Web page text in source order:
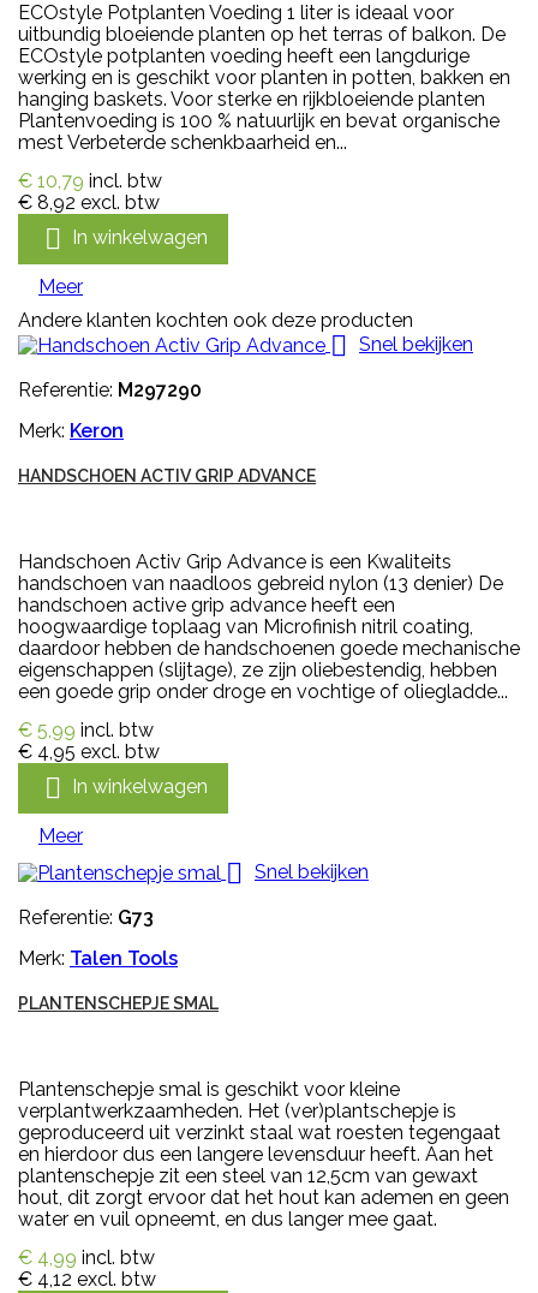
ECOstyle Potplanten Voeding 1 liter is ideaal voor
uitbundig bloeiende planten op het terras of balkon. De
ECOstyle potplanten voeding heeft een langdurige
werking en is geschikt voor planten in potten, bakken en
hanging baskets. Voor sterke en rijkbloeiende planten
Plantenvoeding is 100 % natuurlijk en bevat organische
mest Verbeterde schenkbaarheid en...
€ 10,79 incl. btw
€ 8,92 excl. btw
 In winkelwagen
Meer
Andere klanten kochten ook deze producten

Snel bekijken
Referentie: M297290
Merk: Keron
HANDSCHOEN ACTIV GRIP ADVANCE
Handschoen Activ Grip Advance is een Kwaliteits
handschoen van naadloos gebreid nylon (13 denier) De
handschoen active grip advance heeft een
hoogwaardige toplaag van Microfinish nitril coating,
daardoor hebben de handschoenen goede mechanische
eigenschappen (slijtage), ze zijn oliebestendig, hebben
een goede grip onder droge en vochtige of oliegladde...
€ 5,99 incl. btw
€ 4,95 excl. btw
 In winkelwagen
Meer

Snel bekijken
Referentie: G73
Merk: Talen Tools
PLANTENSCHEPJE SMAL
Plantenschepje smal is geschikt voor kleine
verplantwerkzaamheden. Het (ver)plantschepje is
geproduceerd uit verzinkt staal wat roesten tegengaat
en hierdoor dus een langere levensduur heeft. Aan het
plantenschepje zit een steel van 12,5cm van gewaxt
hout, dit zorgt ervoor dat het hout kan ademen en geen
water en vuil opneemt, en dus langer mee gaat.
€ 4,99 incl. btw
€ 4,12 excl. btw